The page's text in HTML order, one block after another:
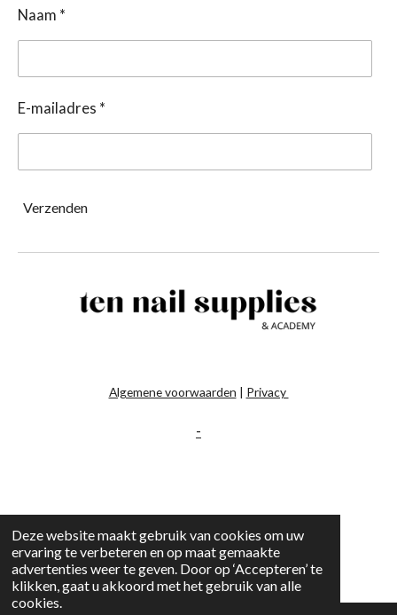
Deze website maakt gebruik van cookies om uw
ervaring te verbeteren en op maat gemaakte
advertenties weer te geven. Door op ‘Accepteren’ te
klikken, gaat u akkoord met het gebruik van alle
cookies.
Naam *
E-mailadres *
Verzenden
Algemene voorwaarden | Privacy
-